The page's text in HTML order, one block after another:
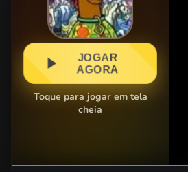
JOGAR
AGORA
Toque para jogar em tela
cheia